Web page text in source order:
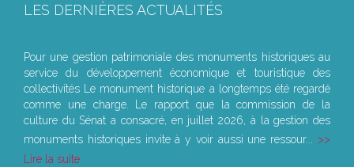
LES DERNIÈRES ACTUALITÉS
Pour une gestion patrimoniale des monuments historiques au
service du développement économique et touristique des
collectivités Le monument historique a longtemps été regardé
comme une charge. Le rapport que la commission de la
culture du Sénat a consacré, en juillet 2026, à la gestion des
monuments historiques invite à y voir aussi une ressour...
Lire la suite